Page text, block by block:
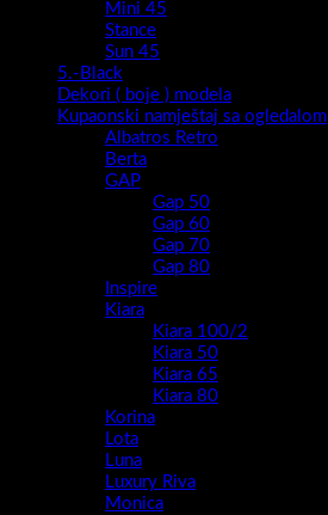
Mini 45
Stance
Sun 45
5.-Black
Dekori ( boje ) modela
Kupaonski namještaj sa ogledalom
Albatros Retro
Berta
GAP
Gap 50
Gap 60
Gap 70
Gap 80
Inspire
Kiara
Kiara 100/2
Kiara 50
Kiara 65
Kiara 80
Korina
Lota
Luna
Luxury Riva
Monica